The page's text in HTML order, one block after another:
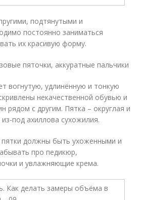
подтянутыми и
постоянно заниматься
их красивую форму.
пяточки, аккуратные пальчики
вогнутую, удлинённую и тонкую
некачественной обувью и
рядом с другим. Пятка – округлая и
под ахиллова сухожилия.
пятки должны быть ухоженными и
про педикюр,
и увлажняющие крема.